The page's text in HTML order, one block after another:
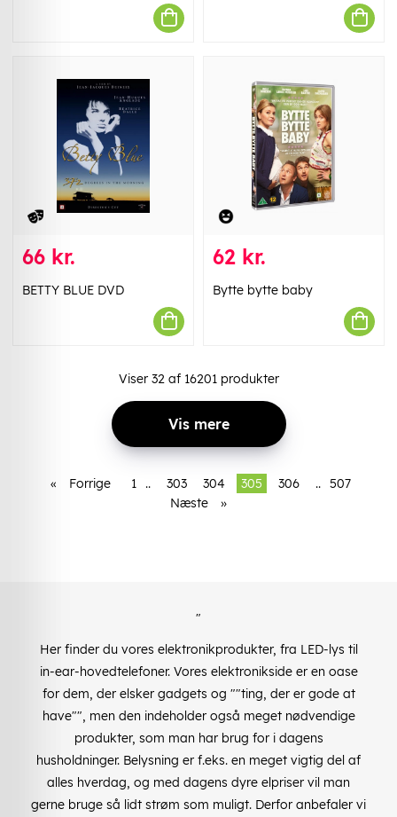
66 kr.
BETTY BLUE DVD
62 kr.
Bytte bytte baby
Viser 32af 16201produkter
Vis mere
« Forrige 1 .. 303 304 305 306 .. 507
Næste
»
"
Her finder du vores elektronikprodukter, fra LED-lys til
in-ear-hovedtelefoner. Vores elektronikside er en oase
for dem, der elsker gadgets og ""ting, der er gode at
have"", men den indeholder også meget nødvendige
produkter, som man har brug for i dagens
husholdninger. Belysning er f.eks. en meget vigtig del af
alles hverdag, og med dagens dyre elpriser vil man
gerne bruge så lidt strøm som muligt. Derfor anbefaler vi